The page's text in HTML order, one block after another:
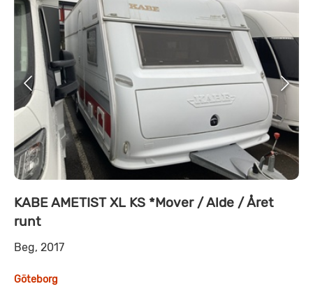
KABE AMETIST XL KS *Mover / Alde / Året
runt
Beg, 2017
Göteborg